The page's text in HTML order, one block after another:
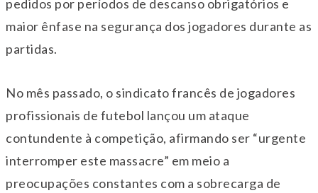
pedidos por períodos de descanso obrigatórios e
maior ênfase na segurança dos jogadores durante as
partidas.
No mês passado, o sindicato francês de jogadores
profissionais de futebol lançou um ataque
contundente à competição, afirmando ser “urgente
interromper este massacre” em meio a
preocupações constantes com a sobrecarga de